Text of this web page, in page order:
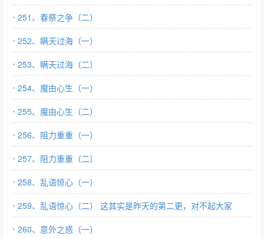
251、春祭之争（二）
252、瞒天过海（一）
253、瞒天过海（二）
254、魔由心生（一）
255、魔由心生（二）
256、阻力重重（一）
257、阻力重重（二）
258、乱语惊心（一）
259、乱语惊心（二） 这其实是昨天的第二更，对不起大家
260、意外之惑（一）